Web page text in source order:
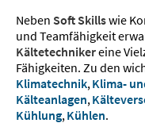
Neben Soft Skillswie
und Teamfähigkeit
Kältetechnikereine
Fähigkeiten. Zu den
Klimatechnik, Klima-
Kälteanlagen,
Kühlung, Kühlen.